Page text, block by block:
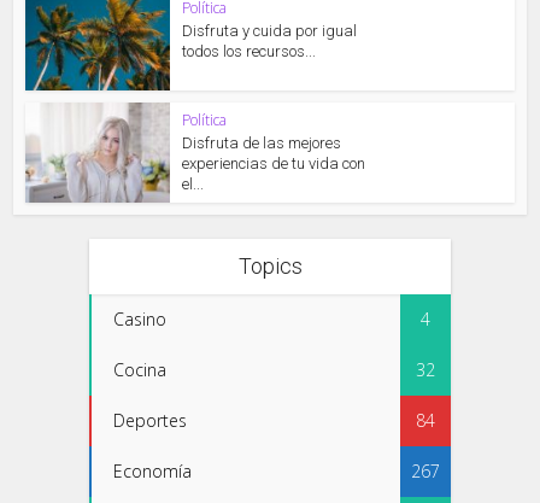
Política
Disfruta y cuida por igual
todos los recursos...
Política
Disfruta de las mejores
experiencias de tu vida con
el...
Topics
Casino 4
Cocina 32
Deportes 84
Economía 267